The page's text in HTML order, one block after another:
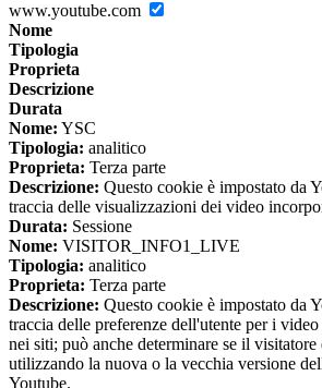
www.youtube.com
Nome
Tipologia
Proprieta
Descrizione
Durata
Nome: YSC
Tipologia: analitico
Proprieta: Terza parte
Descrizione: Questo cookie è impostato da
traccia delle visualizzazioni dei video
Durata: Sessione
Nome: VISITOR_INFO1_LIVE
Tipologia: analitico
Proprieta: Terza parte
Descrizione: Questo cookie è impostato da
traccia delle preferenze dell'utente per i
nei siti; può anche determinare se il visitatore
utilizzando la nuova o la vecchia versione
Youtube.